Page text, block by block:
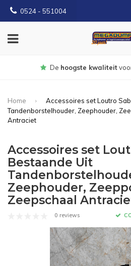
0524 - 551004
Gratis
Home
Accessoires set Loutro
Tandenborstelhouder, Zeephouder,
Antraciet
Accessoires set
Bestaande Uit
Zeephouder,
Zeepschaal
0 reviews